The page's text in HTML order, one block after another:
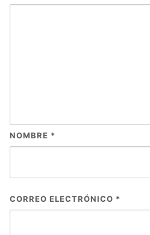
NOMBRE *
CORREO ELECTRÓNICO *